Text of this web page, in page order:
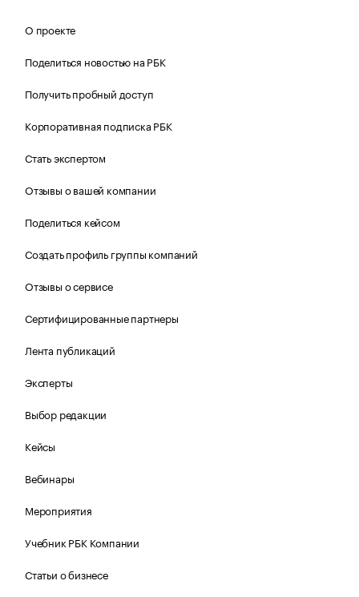
О проекте
Поделиться новостью на РБК
Получить пробный доступ
Корпоративная подписка РБК
Стать экспертом
Отзывы о вашей компании
Поделиться кейсом
Создать профиль группы компаний
Отзывы о сервисе
Сертифицированные партнеры
Лента публикаций
Эксперты
Выбор редакции
Кейсы
Вебинары
Мероприятия
Учебник РБК Компании
Статьи о бизнесе